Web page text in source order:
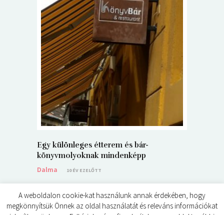
Egy különleges étterem és bár-
könyvmolyoknak mindenképp
Dalma
10 ÉV EZELŐTT
A weboldalon cookie-kat használunk annak érdekében, hogy
megkönnyítsük Önnek az oldal használatát és releváns információkat